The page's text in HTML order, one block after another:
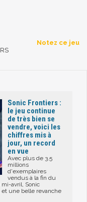
Notez ce jeu
Sonic Frontiers :
le jeu continue
de très bien se
vendre, voici les
chiffres mis à
jour, un record
en vue
Avec plus de 3.5
millions
d'exemplaires
vendus à la fin du
avril, Sonic
une belle revanche